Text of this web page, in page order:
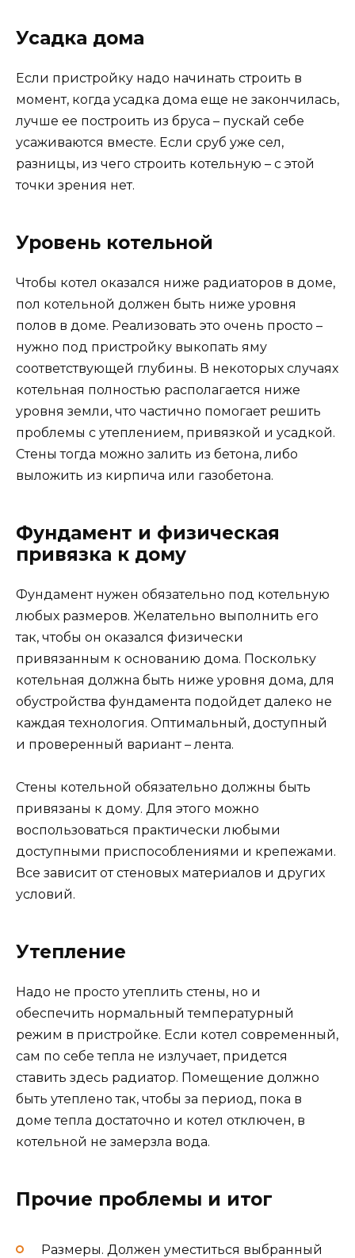
Усадка дома
Если пристройку надо начинать строить в
момент, когда усадка дома еще не закончилась,
лучше ее построить из бруса – пускай себе
усаживаются вместе. Если сруб уже сел,
разницы, из чего строить котельную – с этой
точки зрения нет.
Уровень котельной
Чтобы котел оказался ниже радиаторов в доме,
пол котельной должен быть ниже уровня
полов в доме. Реализовать это очень просто –
нужно под пристройку выкопать яму
соответствующей глубины. В некоторых случаях
котельная полностью располагается ниже
уровня земли, что частично помогает решить
проблемы с утеплением, привязкой и усадкой.
Стены тогда можно залить из бетона, либо
выложить из кирпича или газобетона.
Фундамент и физическая
привязка к дому
Фундамент нужен обязательно под котельную
любых размеров. Желательно выполнить его
так, чтобы он оказался физически
привязанным к основанию дома. Поскольку
котельная должна быть ниже уровня дома, для
обустройства фундамента подойдет далеко не
каждая технология. Оптимальный, доступный
и проверенный вариант – лента.
Стены котельной обязательно должны быть
привязаны к дому. Для этого можно
воспользоваться практически любыми
доступными приспособлениями и крепежами.
Все зависит от стеновых материалов и других
условий.
Утепление
Надо не просто утеплить стены, но и
обеспечить нормальный температурный
режим в пристройке. Если котел современный,
сам по себе тепла не излучает, придется
ставить здесь радиатор. Помещение должно
быть утеплено так, чтобы за период, пока в
доме тепла достаточно и котел отключен, в
котельной не замерзла вода.
Прочие проблемы и итог
Размеры. Должен уместиться выбранный